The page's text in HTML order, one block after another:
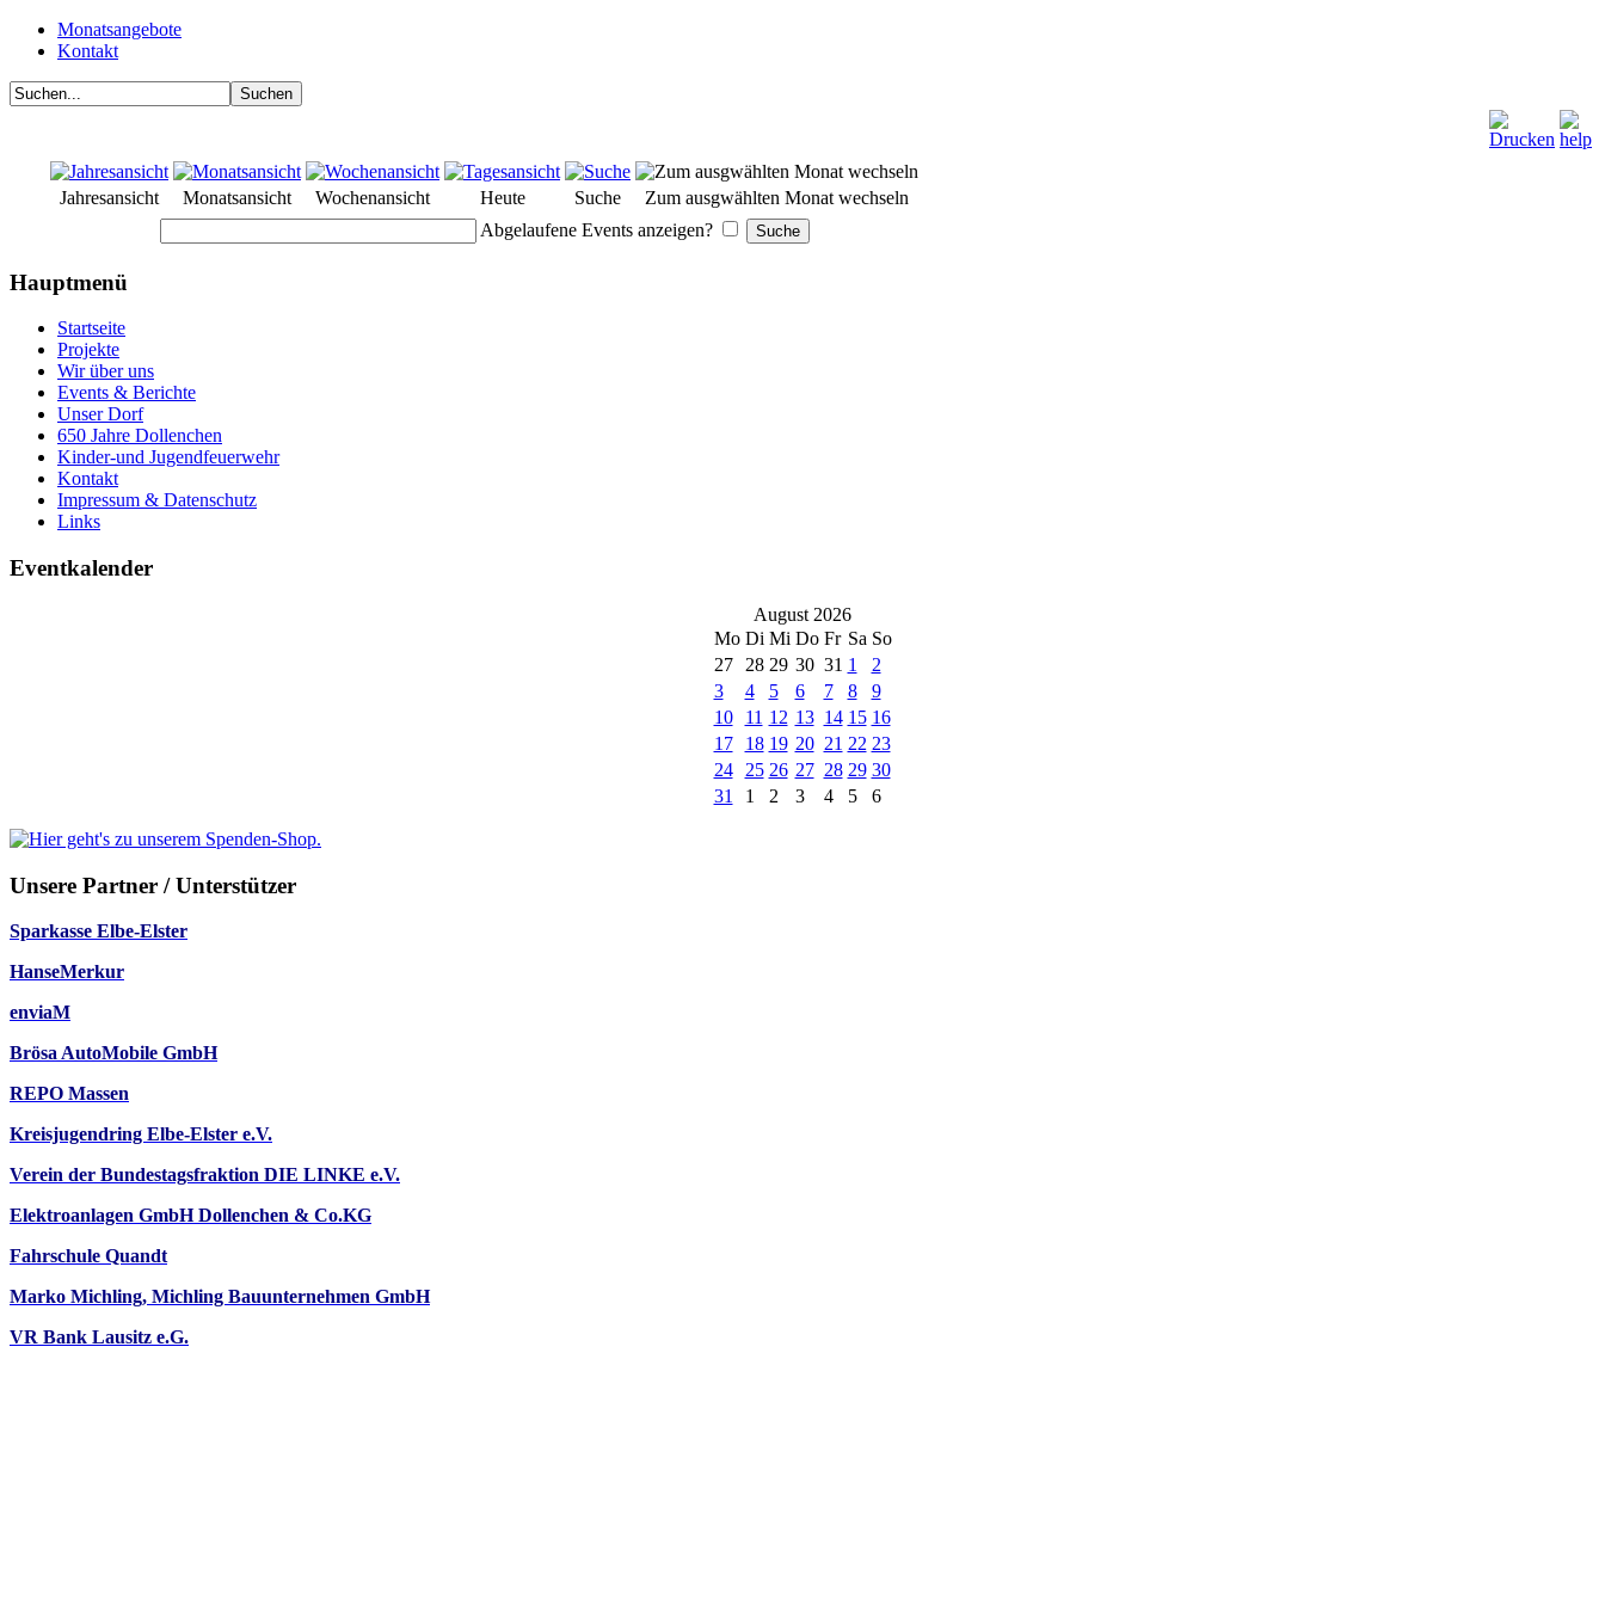
Monatsangebote
Kontakt
Jahresansicht Monatsansicht Wochenansicht Heute Suche
Zum ausgwählten Monat wechseln
Abgelaufene Events anzeigen?
Hauptmenü
Startseite
Projekte
Wir über uns
Events & Berichte
Unser Dorf
650 Jahre Dollenchen
Kinder-und Jugendfeuerwehr
Kontakt
Impressum & Datenschutz
Links
Eventkalender
August 2026
Mo Di Mi Do Fr Sa So
27
28 29 30 31 1
2
3
4 5 6 7 8
9
10
11 12 13 14 15 16
17
18 19 20 21 22 23
24
25 26 27 28 29 30
31
1 2 3 4 5 6
Unsere Partner / Unterstützer
Sparkasse Elbe-Elster
HanseMerkur
enviaM
Brösa AutoMobile GmbH
REPO Massen
Kreisjugendring Elbe-Elster e.V.
Verein der Bundestagsfraktion DIE LINKE e.V.
Elektroanlagen GmbH Dollenchen & Co.KG
Fahrschule Quandt
Marko Michling, Michling Bauunternehmen GmbH
VR Bank Lausitz e.G.